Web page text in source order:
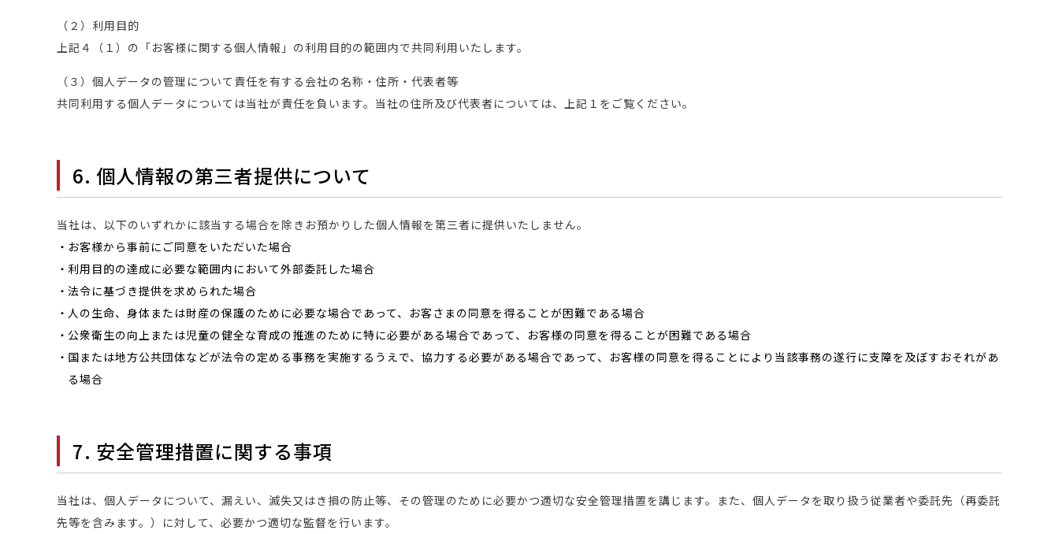
（２）利用目的
上記４（１）の「お客様に関する個人情報」の利用目的の範囲内で共同利用いたします。
（３）個人データの管理について責任を有する会社の名称・住所・代表者等
共同利用する個人データについては当社が責任を負います。当社の住所及び代表者については、上記１をご覧ください。
6. 個人情報の第三者提供について
当社は、以下のいずれかに該当する場合を除きお預かりした個人情報を第三者に提供いたしません。
・ お客様から事前にご同意をいただいた場合
・利用目的の達成に必要な範囲内において外部委託した場合
・法令に基づき提供を求められた場合
・人の生命、身体または財産の保護のために必要な場合であって、お客さまの同意を得ることが困難である場合
・ 公衆衛生の向上または児童の健全な育成の推進のために特に必要がある場合であって、お客様の同意を得ることが困難である場合
・ 国または地方公共団体などが法令の定める事務を実施するうえで、協力する必要がある場合であって、お客様の同意を得ることにより当該事務の遂行に支障を及ぼすおそれがあ
る場合
7. 安全管理措置に関する事項
当社は、個人データについて、漏えい、滅失又はき損の防止等、その管理のために必要かつ適切な安全管理措置を講じます。また、個人データを取り扱う従業者や委託先（再委託
先等を含みます。）に対して、必要かつ適切な監督を行います。